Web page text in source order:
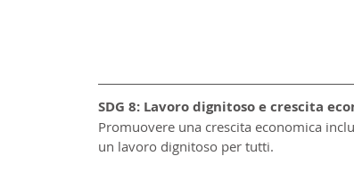
SDG 8: Lavoro dignitoso e crescita
Promuovere una crescita economica
un lavoro dignitoso per tutti.